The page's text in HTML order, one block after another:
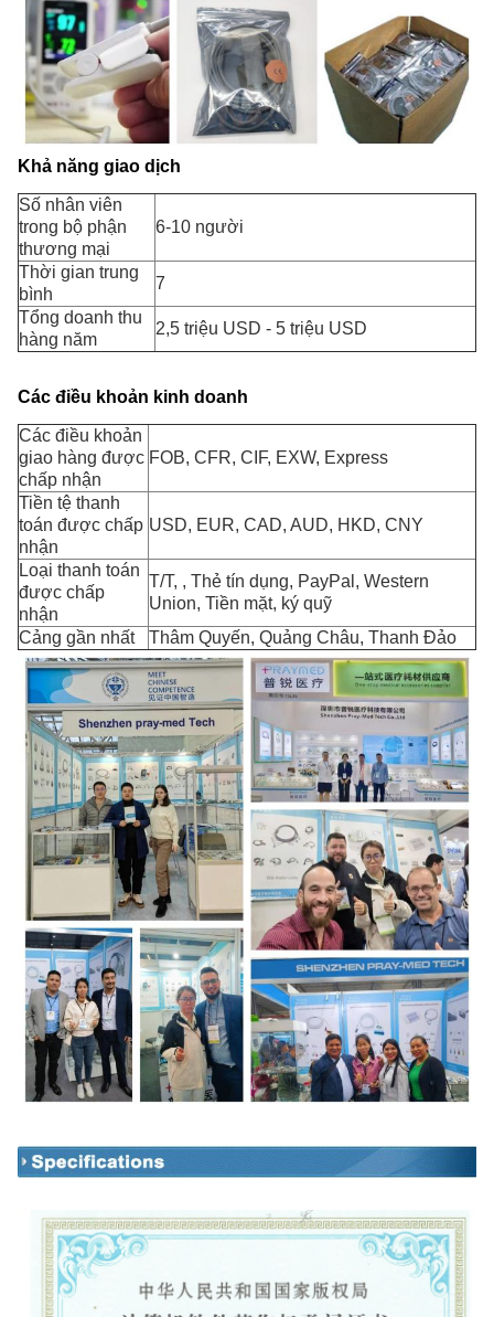
Khả năng giao dịch
Số nhân viên
trong bộ phận
thương mại
6-10 người
Thời gian trung
bình
7
Tổng doanh thu
hàng năm
2,5 triệu USD - 5 triệu USD
Các điều khoản kinh doanh
Các điều khoản
giao hàng được
chấp nhận
FOB, CFR, CIF, EXW, Express
Tiền tệ thanh
toán được chấp
nhận
USD, EUR, CAD, AUD, HKD, CNY
Loại thanh toán
được chấp
nhận
T/T, , Thẻ tín dụng, PayPal, Western
Union, Tiền mặt, ký quỹ
Cảng gần nhất
Thâm Quyến, Quảng Châu, Thanh Đảo